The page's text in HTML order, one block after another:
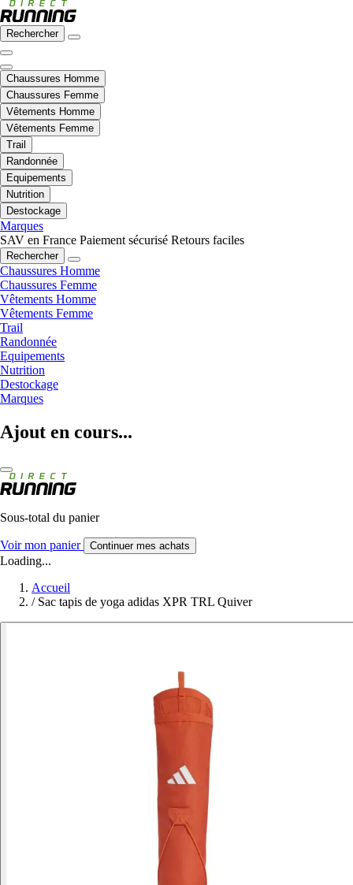
Rechercher
Chaussures Homme
Chaussures Femme
Vêtements Homme
Vêtements Femme
Trail
Randonnée
Equipements
Nutrition
Destockage
Marques
SAV en France Paiement sécurisé Retours faciles
Rechercher
Chaussures Homme
Chaussures Femme
Vêtements Homme
Vêtements Femme
Trail
Randonnée
Equipements
Nutrition
Destockage
Marques
Ajout en cours...
Sous-total du panier
Voir mon panier Continuer mes achats
Loading...
Accueil
/ Sac tapis de yoga adidas XPR TRL Quiver